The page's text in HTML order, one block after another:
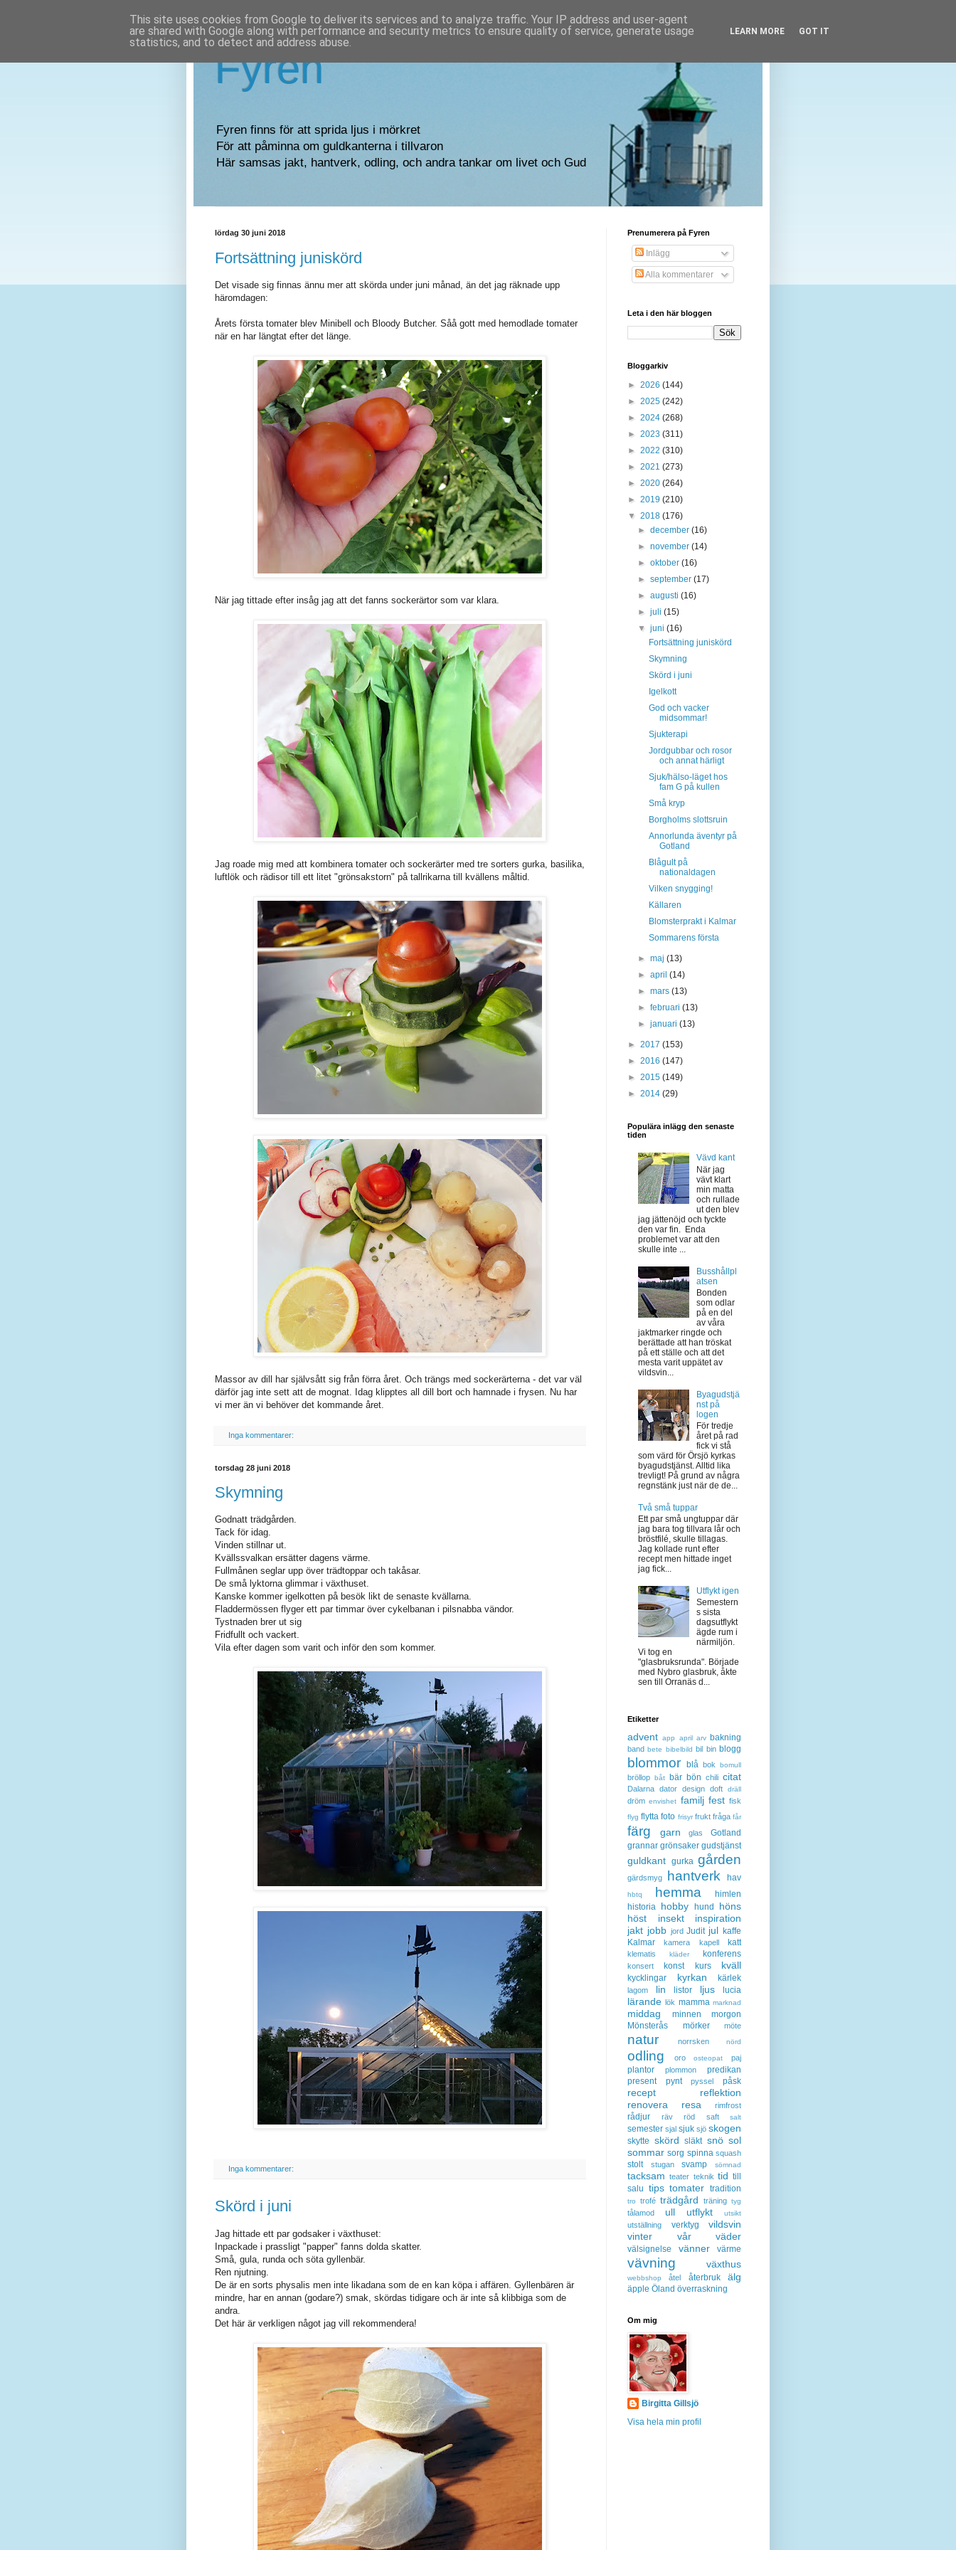
Fyren
Fyren finns för att sprida ljus i mörkret
För att påminna om guldkanterna i tillvaron
Här samsas jakt, hantverk, odling, och andra tankar om livet och Gud
lördag 30 juni 2018
Fortsättning juniskörd
Det visade sig finnas ännu mer att skörda under juni månad, än det jag räknade upp
häromdagen:
Årets första tomater blev Minibell och Bloody Butcher. Såå gott med hemodlade tomater
när en har längtat efter det länge.
När jag tittade efter insåg jag att det fanns sockerärtor som var klara.
Jag roade mig med att kombinera tomater och sockerärter med tre sorters gurka, basilika,
luftlök och rädisor till ett litet "grönsakstorn" på tallrikarna till kvällens måltid.
Massor av dill har självsått sig från förra året. Och trängs med sockerärterna - det var väl
därför jag inte sett att de mognat. Idag klipptes all dill bort och hamnade i frysen. Nu har
vi mer än vi behöver det kommande året.
Inga kommentarer:
torsdag 28 juni 2018
Skymning
Godnatt trädgården.
Tack för idag.
Vinden stillnar ut.
Kvällssvalkan ersätter dagens värme.
Fullmånen seglar upp över trädtoppar och takåsar.
De små lyktorna glimmar i växthuset.
Kanske kommer igelkotten på besök likt de senaste kvällarna.
Fladdermössen flyger ett par timmar över cykelbanan i pilsnabba vändor.
Tystnaden brer ut sig
Fridfullt och vackert.
Vila efter dagen som varit och inför den som kommer.
Inga kommentarer:
Skörd i juni
Jag hittade ett par godsaker i växthuset:
Inpackade i prassligt "papper" fanns dolda skatter.
Små, gula, runda och söta gyllenbär.
Ren njutning.
De är en sorts physalis men inte likadana som de en kan köpa i affären. Gyllenbären är
mindre, har en annan (godare?) smak, skördas tidigare och är inte så klibbiga som de
andra.
Det här är verkligen något jag vill rekommendera!
Prenumerera på Fyren
Inlägg
Alla kommentarer
Leta i den här bloggen
Bloggarkiv
► 2026 (144)
► 2025 (242)
► 2024 (268)
► 2023 (311)
► 2022 (310)
► 2021 (273)
► 2020 (264)
► 2019 (210)
▼ 2018 (176)
►december(16)
►november(14)
►oktober(16)
►september(17)
►augusti(16)
►juli(15)
▼juni(16)
Fortsättning juniskörd
Skymning
Skörd i juni
Igelkott
God och vacker
midsommar!
Sjukterapi
Jordgubbar och rosor
och annat härligt
Sjuk/hälso-läget hos
fam G på kullen
Små kryp
Borgholms slottsruin
Annorlunda äventyr på
Gotland
Blågult på
nationaldagen
Vilken snygging!
Källaren
Blomsterprakt i Kalmar
Sommarens första
►maj(13)
►april(14)
►mars(13)
►februari(13)
►januari(13)
► 2017 (153)
► 2016 (147)
► 2015 (149)
► 2014 (29)
Populära inlägg den senaste
tiden
Vävd kant
När jag
vävt klart
min matta
och rullade
ut den blev
jag jättenöjd och tyckte
den var fin. Enda
problemet var att den
skulle inte ...
Busshållpl
atsen
Bonden
som odlar
på en del
av våra
jaktmarker ringde och
berättade att han tröskat
på ett ställe och att det
mesta varit uppätet av
vildsvin...
Byagudstjä
nst på
logen
För tredje
året på rad
fick vi stå
som värd för Örsjö kyrkas
byagudstjänst. Alltid lika
trevligt! På grund av några
regnstänk just när de de...
Två små tuppar
Ett par små ungtuppar där
jag bara tog tillvara lår och
bröstfilé, skulle tillagas.
Jag kollade runt efter
recept men hittade inget
jag fick...
Utflykt igen
Semestern
s sista
dagsutflykt
ägde rum i
närmiljön.
Vi tog en
"glasbruksrunda". Började
med Nybro glasbruk, åkte
sen till Orranäs d...
Etiketter
advent app april arv bakning
band bete bibelbild bil bin blogg
blommor blå bok bomull
bröllop båt bär bön chili citat
Dalarna dator design doft dräll
dröm envishet familj fest fisk
flyg flytta foto frisyr frukt fråga får
färg garn glas
Gotland
grannar grönsaker gudstjänst
guldkant gurka gården
gärdsmyg hantverk hav
hbtq hemma
himlen
historia hobby hund
höns
höst
insekt
inspiration
jakt jobb jord Judit jul kaffe
Kalmar
kamera kapell katt
klematis kläder konferens
konsert konst kurs kväll
kycklingar kyrkan kärlek
lagom lin listor ljus lucia
lärande lök mamma marknad
middag minnen
morgon
Mönsterås
mörker möte
natur norrsken nörd
odling oro osteopat paj
plantor plommon
predikan
present
pynt pyssel påsk
recept
reflektion
renovera
resa rimfrost
rådjur räv röd saft salt
semester sjal sjuk sjö skogen
skytte skörd släkt snö sol
sommar sorg spinna squash
stolt stugan svamp sömnad
tacksam teater teknik tid till
salu tips tomater tradition
tro trofé trädgård träning tyg
tålamod ull utflykt utsikt
utställning verktyg
vildsvin
vinter
vår väder
välsignelse vänner värme
vävning växthus
webbshop åtel återbruk älg
äpple Öland överraskning
Om mig
Birgitta Gillsjö
Visa hela min profil
This site uses cookies from Google to deliver its services and to analyze traffic. Your IP address and user-agent
are shared with Google along with performance and security metrics to ensure quality of service, generate usage
statistics, and to detect and address abuse.
LEARN MORE GOT IT